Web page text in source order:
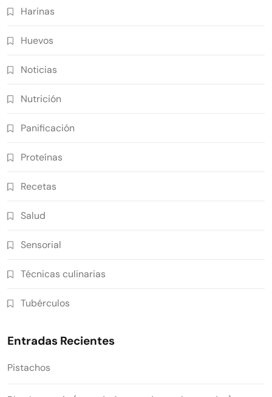
Harinas
Huevos
Noticias
Nutrición
Panificación
Proteínas
Recetas
Salud
Sensorial
Técnicas culinarias
Tubérculos
Entradas Recientes
Pistachos